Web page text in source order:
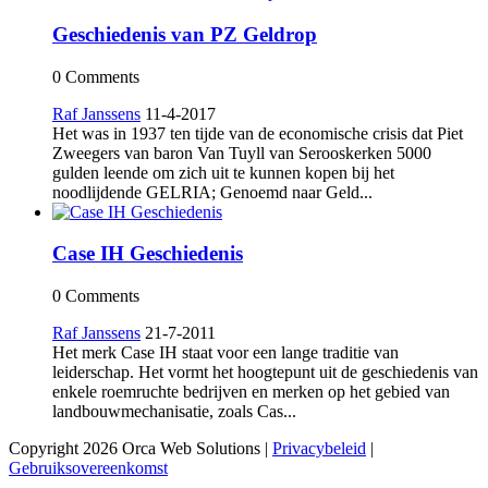
Geschiedenis van PZ Geldrop
0 Comments
Raf Janssens 11-4-2017
Het was in 1937 ten tijde van de economische crisis dat Piet
Zweegers van baron Van Tuyll van Serooskerken 5000
gulden leende om zich uit te kunnen kopen bij het
noodlijdende GELRIA; Genoemd naar Geld...
Case IH Geschiedenis
0 Comments
Raf Janssens 21-7-2011
Het merk Case IH staat voor een lange traditie van
leiderschap. Het vormt het hoogtepunt uit de geschiedenis van
enkele roemruchte bedrijven en merken op het gebied van
landbouwmechanisatie, zoals Cas...
Copyright 2026 Orca Web Solutions | Privacybeleid |
Gebruiksovereenkomst